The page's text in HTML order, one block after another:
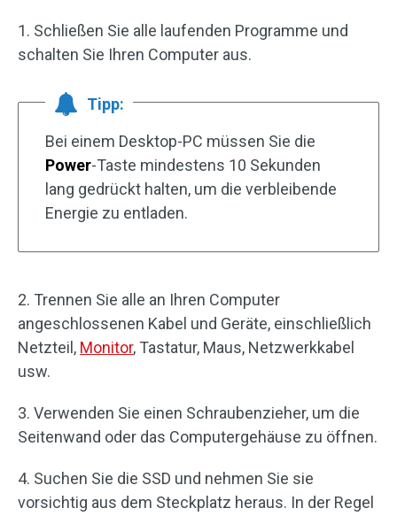
1. Schließen Sie alle laufenden Programme und
schalten Sie Ihren Computer aus.
Tipp:
Bei einem Desktop-PC müssen Sie die
Power-Taste mindestens 10 Sekunden
lang gedrückt halten, um die verbleibende
Energie zu entladen.
2. Trennen Sie alle an Ihren Computer
angeschlossenen Kabel und Geräte, einschließlich
Netzteil, Monitor, Tastatur, Maus, Netzwerkkabel
usw.
3. Verwenden Sie einen Schraubenzieher, um die
Seitenwand oder das Computergehäuse zu öffnen.
4. Suchen Sie die SSD und nehmen Sie sie
vorsichtig aus dem Steckplatz heraus. In der Regel